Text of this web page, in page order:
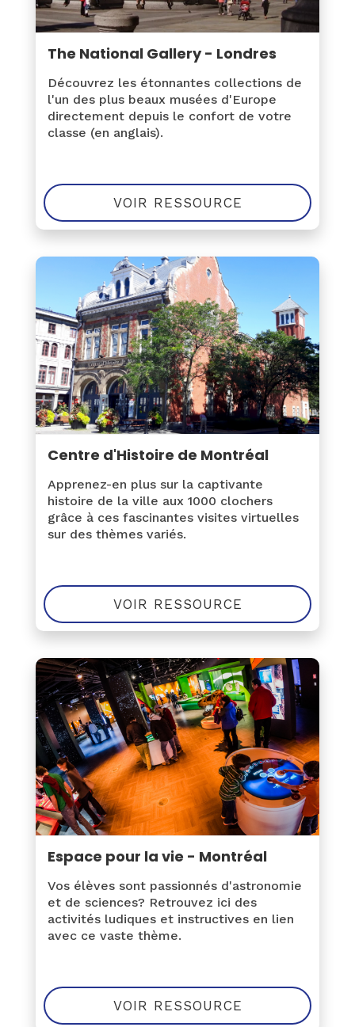
The National Gallery - Londres
Découvrez les étonnantes collections de
l'un des plus beaux musées d'Europe
directement depuis le confort de votre
classe (en anglais).
VOIR RESSOURCE
Centre d'Histoire de Montréal
Apprenez-en plus sur la captivante
histoire de la ville aux 1000 clochers
grâce à ces fascinantes visites virtuelles
sur des thèmes variés.
VOIR RESSOURCE
Espace pour la vie - Montréal
Vos élèves sont passionnés d'astronomie
et de sciences? Retrouvez ici des
activités ludiques et instructives en lien
avec ce vaste thème.
VOIR RESSOURCE